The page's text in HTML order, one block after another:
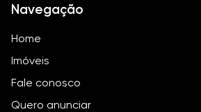
Navegação
Home
Imóveis
Fale conosco
Quero anunciar